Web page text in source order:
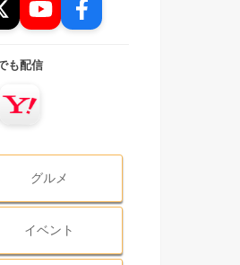
も配信
グルメ
イベント